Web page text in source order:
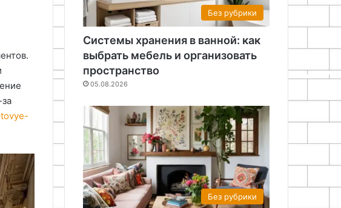
Без рубрики
Системы хранения в ванной: как
выбрать мебель и организовать
пространство
05.08.2026
Без рубрики